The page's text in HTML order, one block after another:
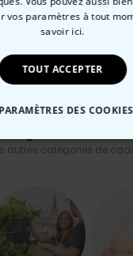
Prénom
39,99 CHF
autres catégories de
vos paramètres à tout
savoir ici.
TOUT ACCEPTER
PARAMÈTRES DES COOKIES
NÉCESSAIRE
volontiers !
je n'aime pas les